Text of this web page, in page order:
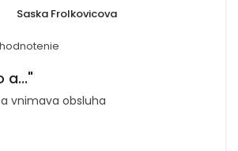
Saska Frolkovicova
a..."
vnimava obsluha